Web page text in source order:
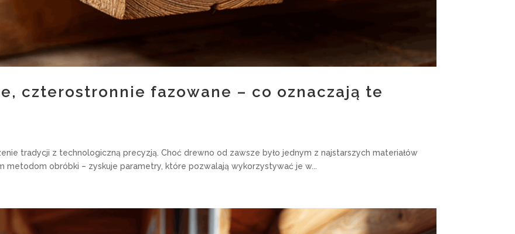
czterostronnie fazowane – co oznaczają te
tradycji z technologiczną precyzją. Choć drewno od zawsze było jednym z najstarszych materiałów
metodom obróbki – zyskuje parametry, które pozwalają wykorzystywać je w...